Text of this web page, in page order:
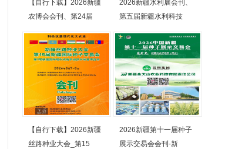
【自行下载】2026新疆
农博会会刊、第24届
2026新疆水利展会刊、
第五届新疆水利科技
【自行下载】2026新疆
丝路种业大会_第15
2026新疆第十一届种子
展示交易会会刊-新